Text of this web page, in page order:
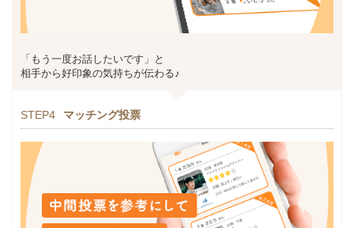
「もう一度お話したいです」と
相手から好印象の気持ちが伝わる♪
STEP4 マッチング投票